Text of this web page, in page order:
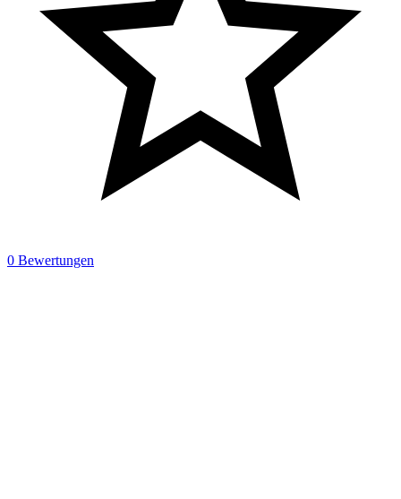
0 Bewertungen